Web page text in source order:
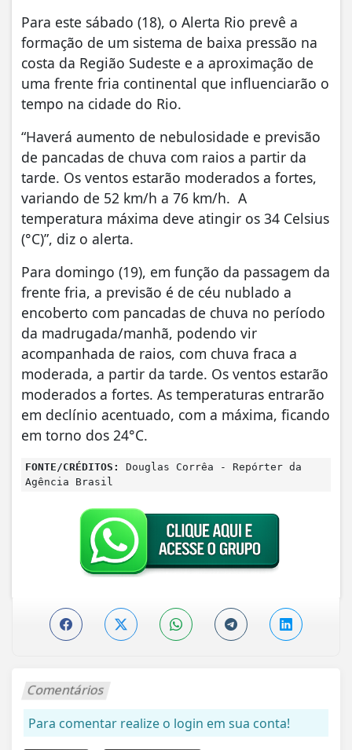
Para este sábado (18), o Alerta Rio prevê a
formação de um sistema de baixa pressão na
costa da Região Sudeste e a aproximação de
uma frente fria continental que influenciarão o
tempo na cidade do Rio.
“Haverá aumento de nebulosidade e previsão
de pancadas de chuva com raios a partir da
tarde. Os ventos estarão moderados a fortes,
variando de 52 km/h a 76 km/h. A
temperatura máxima deve atingir os 34 Celsius
(°C)”, diz o alerta.
Para domingo (19), em função da passagem da
frente fria, a previsão é de céu nublado a
encoberto com pancadas de chuva no período
da madrugada/manhã, podendo vir
acompanhada de raios, com chuva fraca a
moderada, a partir da tarde. Os ventos estarão
moderados a fortes. As temperaturas entrarão
em declínio acentuado, com a máxima, ficando
em torno dos 24°C.
FONTE/CRÉDITOS:
Douglas Corrêa - Repórter da
Agência Brasil
Comentários
Para comentar realize o login em sua conta!